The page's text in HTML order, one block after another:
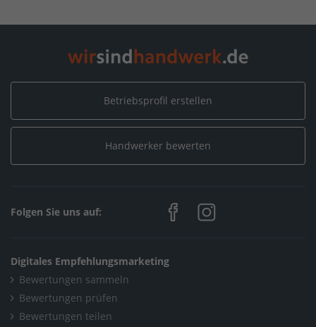
Betriebsprofil erstellen
Handwerker bewerten
Folgen Sie uns auf:
Digitales Empfehlungsmarketing
Bewertungen sammeln
Bewertungen prüfen
Bewertungen teilen